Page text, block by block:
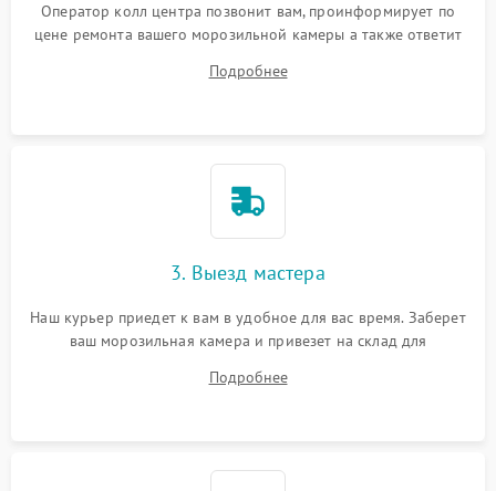
Оператор колл центра позвонит вам, проинформирует по
цене ремонта вашего морозильной камеры а также ответит
Подробнее
3. Выезд мастера
Наш курьер приедет к вам в удобное для вас время. Заберет
ваш морозильная камера и привезет на склад для
Подробнее